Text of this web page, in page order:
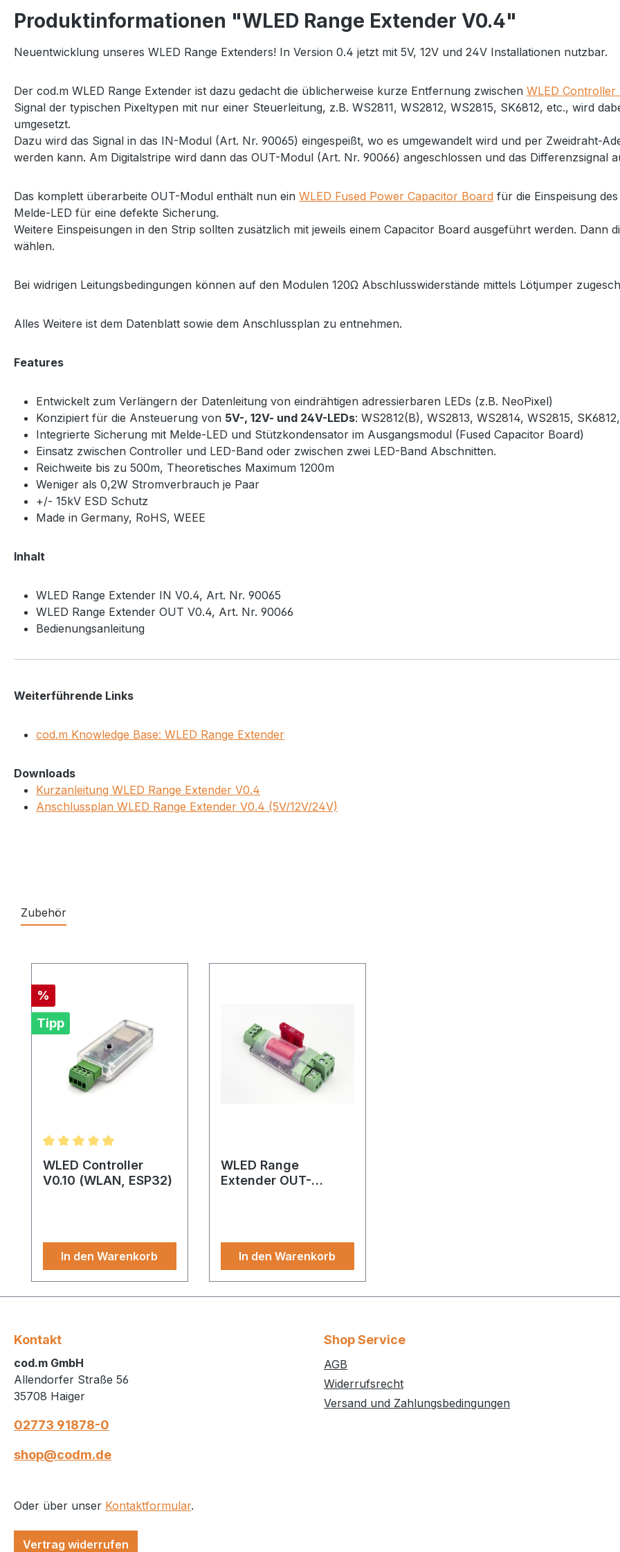
Produktinformationen "WLED Range Extender V0.4"
Neuentwicklung unseres WLED Range Extenders! In Version 0.4 jetzt mit 5V, 12V und 24V Installationen nutzbar.
Der cod.m WLED Range Extender ist dazu gedacht die üblicherweise kurze Entfernung zwischen WLED
Signal der typischen Pixeltypen mit nur einer Steuerleitung, z.B. WS2811, WS2812, WS2815, SK6812, etc., wird
umgesetzt.
Dazu wird das Signal in das IN-Modul (Art. Nr. 90065) eingespeißt, wo es umgewandelt wird und per Zweidraht-
werden kann. Am Digitalstripe wird dann das OUT-Modul (Art. Nr. 90066) angeschlossen und das Differenzsignal
Das komplett überarbeite OUT-Modul enthält nun ein WLED Fused Power Capacitor Board für die Einspeisung
Melde-LED für eine defekte Sicherung.
Weitere Einspeisungen in den Strip sollten zusätzlich mit jeweils einem Capacitor Board ausgeführt werden. Dann
wählen.
Bei widrigen Leitungsbedingungen können auf den Modulen 120Ω Abschlusswiderstände mittels Lötjumper
Alles Weitere ist dem Datenblatt sowie dem Anschlussplan zu entnehmen.
Features
Entwickelt zum Verlängern der Datenleitung von eindrähtigen adressierbaren LEDs (z.B. NeoPixel)
Konzipiert für die Ansteuerung von 5V-, 12V- und 24V-LEDs: WS2812(B), WS2813, WS2814, WS2815,
Integrierte Sicherung mit Melde-LED und Stützkondensator im Ausgangsmodul (Fused Capacitor Board)
Einsatz zwischen Controller und LED-Band oder zwischen zwei LED-Band Abschnitten.
Reichweite bis zu 500m, Theoretisches Maximum 1200m
Weniger als 0,2W Stromverbrauch je Paar
+/- 15kV ESD Schutz
Made in Germany, RoHS, WEEE
Inhalt
WLED Range Extender IN V0.4, Art. Nr. 90065
WLED Range Extender OUT V0.4, Art. Nr. 90066
Bedienungsanleitung
Weiterführende Links
cod.m Knowledge Base: WLED Range Extender
Downloads
Kurzanleitung WLED Range Extender V0.4
Anschlussplan WLED Range Extender V0.4 (5V/12V/24V)
Zubehör
Rabatt
%
Tipp
Durchschnittliche Bewertung von 4.95 von 5 Sternen
WLED Controller
V0.10 (WLAN, ESP32)
In den Warenkorb
WLED Range
Extender OUT-
In den Warenkorb
Kontakt
cod.m GmbH
Allendorfer Straße 56
35708 Haiger
02773 91878-0
shop@codm.de
Oder über unser Kontaktformular.
Vertrag widerrufen
Shop Service
AGB
Widerrufsrecht
Versand und Zahlungsbedingungen